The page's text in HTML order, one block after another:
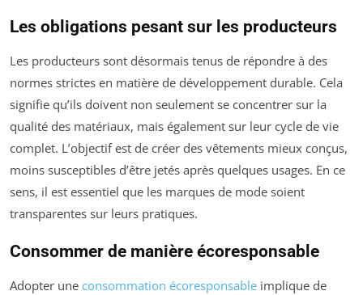
Les obligations pesant sur les producteurs
Les producteurs sont désormais tenus de répondre à des
normes strictes en matière de développement durable. Cela
signifie qu’ils doivent non seulement se concentrer sur la
qualité des matériaux, mais également sur leur cycle de vie
complet. L’objectif est de créer des vêtements mieux conçus,
moins susceptibles d’être jetés après quelques usages. En ce
sens, il est essentiel que les marques de mode soient
transparentes sur leurs pratiques.
Consommer de manière écoresponsable
Adopter une consommation écoresponsable implique de